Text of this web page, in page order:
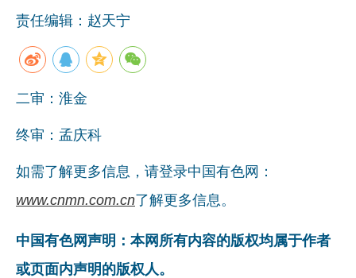
责任编辑：赵天宁
二审：淮金
终审：孟庆科
如需了解更多信息，请登录中国有色网：
www.cnmn.com.cn了解更多信息。
中国有色网声明：本网所有内容的版权均属于作者
或页面内声明的版权人。